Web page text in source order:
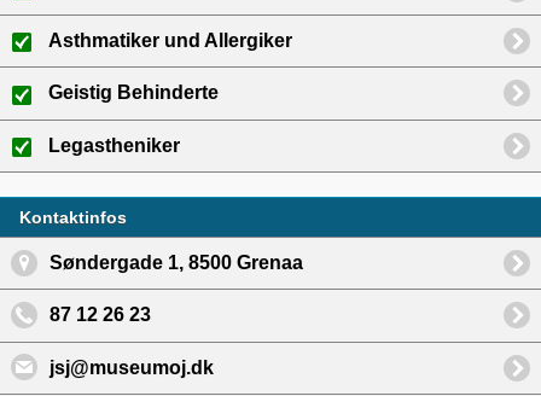
Asthmatiker und Allergiker
Geistig Behinderte
Legastheniker
Kontaktinfos
Søndergade 1, 8500 Grenaa
87 12 26 23
jsj@museumoj.dk